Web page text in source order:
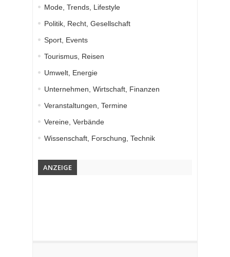
Mode, Trends, Lifestyle
Politik, Recht, Gesellschaft
Sport, Events
Tourismus, Reisen
Umwelt, Energie
Unternehmen, Wirtschaft, Finanzen
Veranstaltungen, Termine
Vereine, Verbände
Wissenschaft, Forschung, Technik
ANZEIGE